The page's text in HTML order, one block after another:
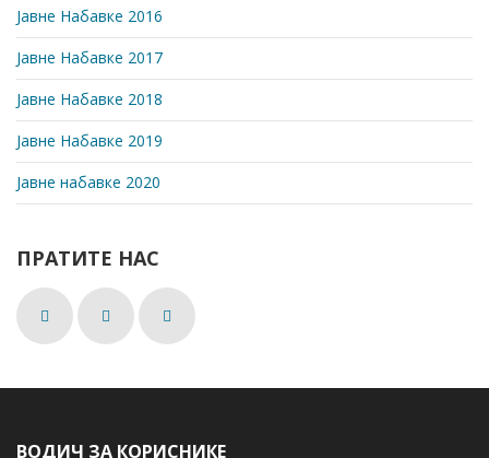
Јавне Набавке 2016
Јавне Набавке 2017
Јавне Набавке 2018
Јавне Набавке 2019
Јавне набавке 2020
ПРАТИТЕ НАС
ВОДИЧ ЗА КОРИСНИКЕ